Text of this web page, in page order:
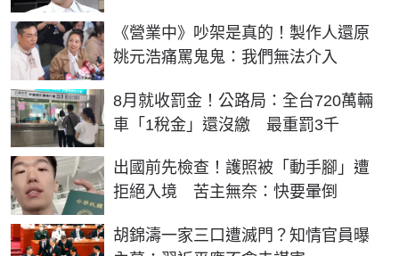
《營業中》吵架是真的！製作人還原
姚元浩痛罵鬼鬼：我們無法介入
8月就收罰金！公路局：全台720萬輛
車「1稅金」還沒繳 最重罰3千
出國前先檢查！護照被「動手腳」遭
拒絕入境 苦主無奈：快要暈倒
胡錦濤一家三口遭滅門？知情官員曝